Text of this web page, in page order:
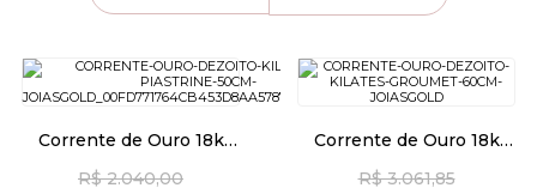
Corrente de Ouro 18k
50cm co04968
R$ 2.040,00
Corrente de Ouro 18k
co04749
R$ 3.061,85
Pingentes
Pulseiras